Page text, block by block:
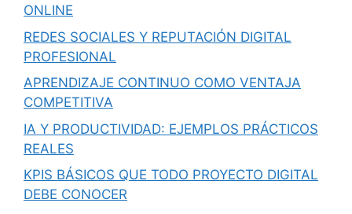
ONLINE
REDES SOCIALES Y REPUTACIÓN DIGITAL
PROFESIONAL
APRENDIZAJE CONTINUO COMO VENTAJA
COMPETITIVA
IA Y PRODUCTIVIDAD: EJEMPLOS PRÁCTICOS
REALES
KPIS BÁSICOS QUE TODO PROYECTO DIGITAL
DEBE CONOCER